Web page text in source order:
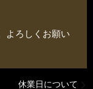
よろしくお願い
休業日について